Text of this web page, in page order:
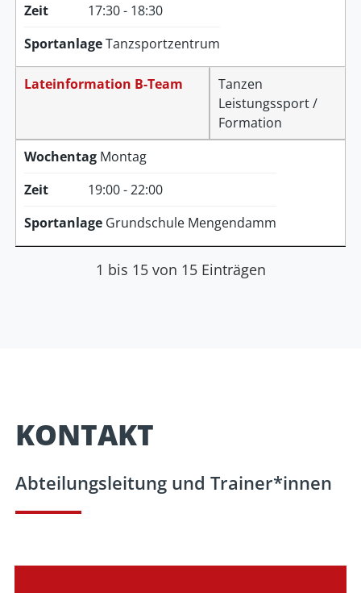
Zeit
17:30 - 18:30
SportanlageTanzsportzentrum
Lateinformation B-Team
Tanzen
Leistungssport /
Formation
Wochentag Montag
Zeit
19:00 - 22:00
Sportanlage Grundschule Mengendamm
1 bis 15 von 15 Einträgen
KONTAKT​
Abteilungsleitung und Trainer*innen